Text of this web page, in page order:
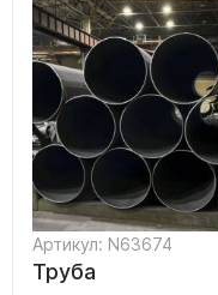
Артикул: N63674
Труба